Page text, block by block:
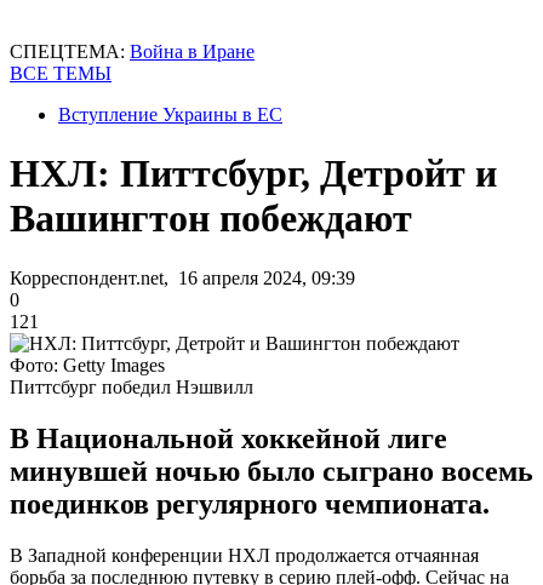
СПЕЦТЕМА: Война в Иране
ВСЕ ТЕМЫ
Вступление Украины в ЕС
НХЛ: Питтсбург, Детройт и
Вашингтон побеждают
Корреспондент.net, 16 апреля 2024, 09:39
0
121
Фото: Getty Images
Питтсбург победил Нэшвилл
В Национальной хоккейной лиге
минувшей ночью было сыграно восемь
поединков регулярного чемпионата.
В Западной конференции НХЛ продолжается отчаянная
борьба за последнюю путевку в серию плей-офф. Сейчас на